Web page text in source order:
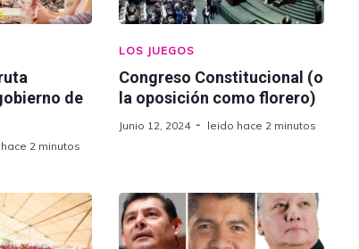
de
2 minutos
LOS JUEGOS
Congreso Constitucional (o
la oposición como florero)
Junio 12, 2024 leido hace 2 minutos